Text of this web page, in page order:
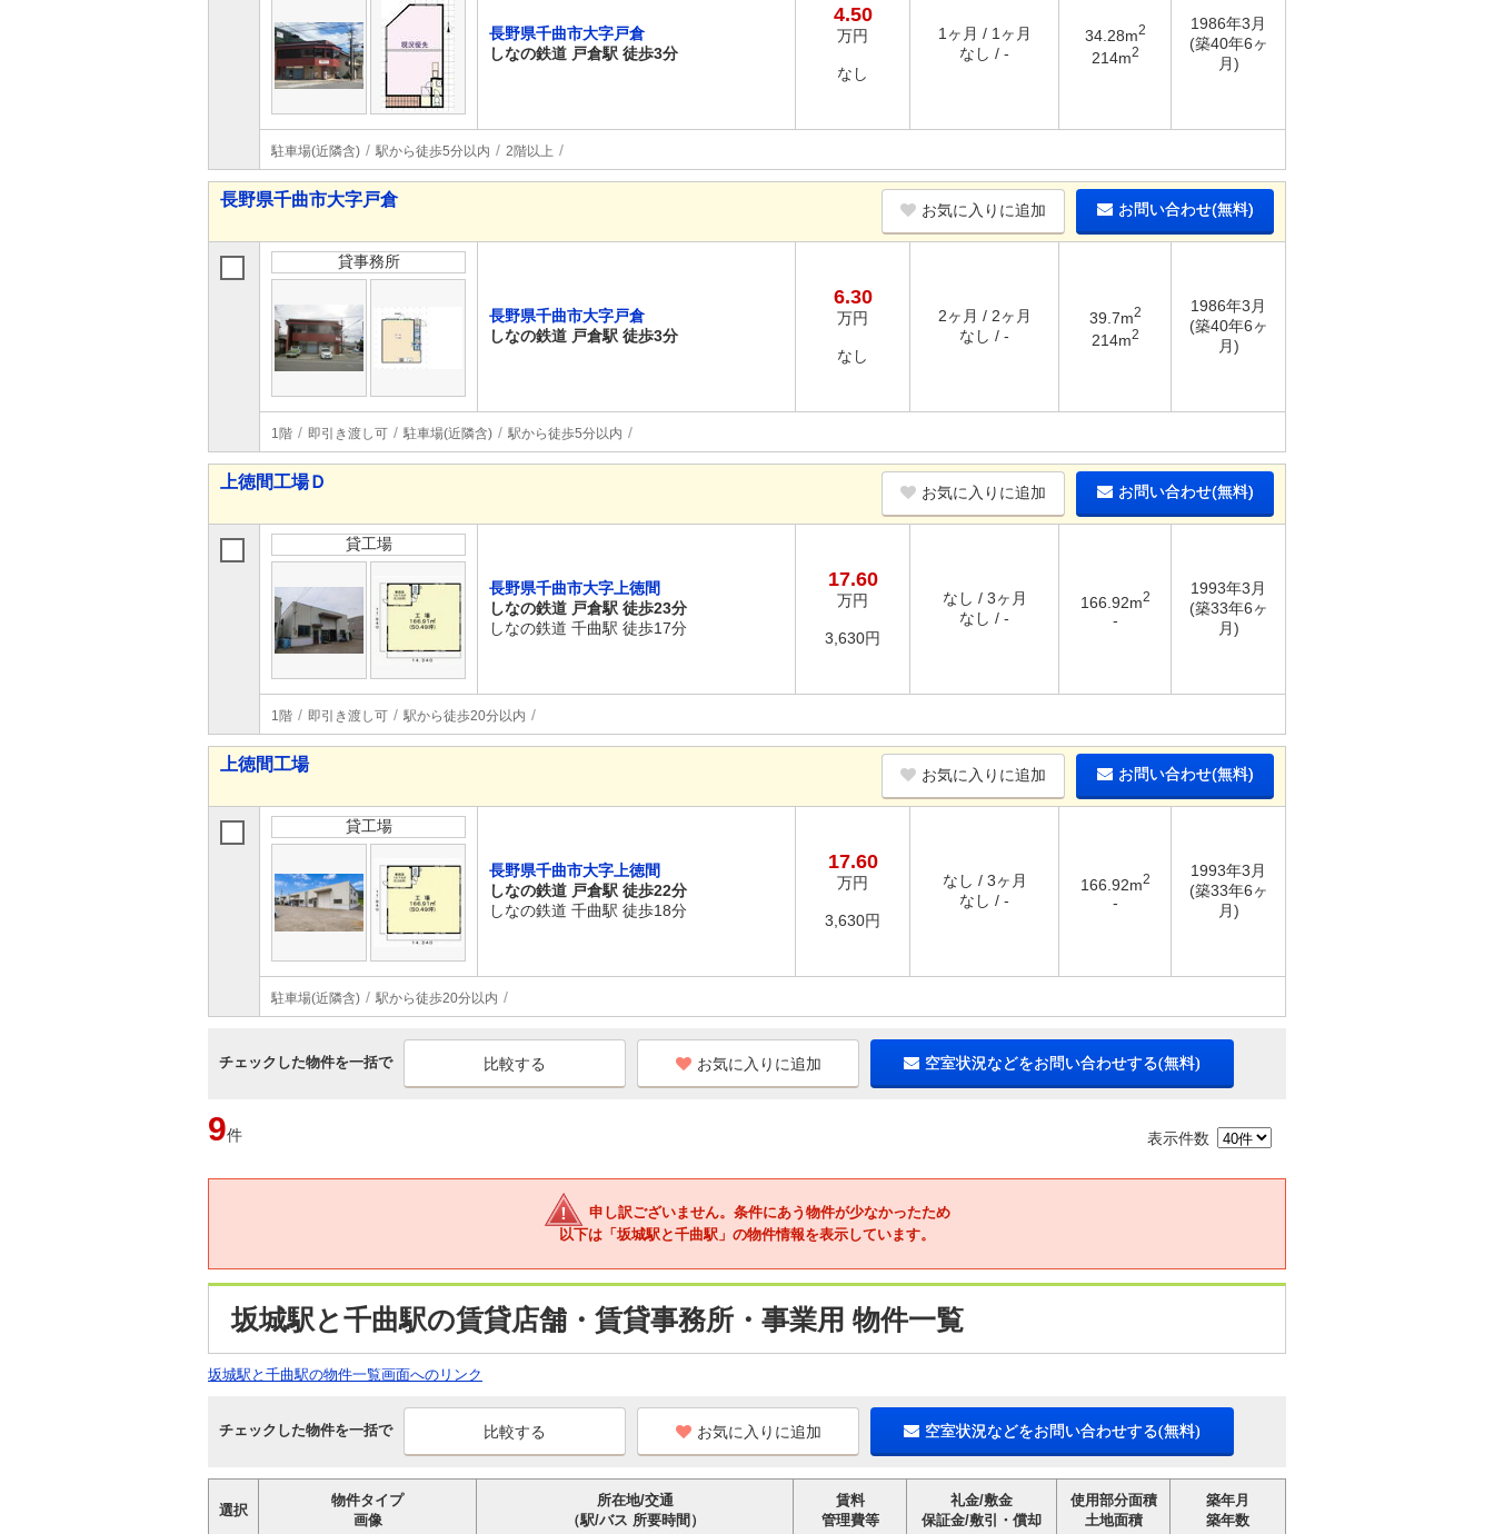
長野県千曲市大字戸倉
しなの鉄道 戸倉駅 徒歩3分
4.50
万円
なし
1ヶ月 / 1ヶ月
なし / -
34.28m2
214m2
1986年3月
(築40年6ヶ
月)
駐車場(近隣含) 駅から徒歩5分以内 2階以上
長野県千曲市大字戸倉
お気に入りに追加 お問い合わせ(無料)
貸事務所
長野県千曲市大字戸倉
しなの鉄道 戸倉駅 徒歩3分
6.30
万円
なし
2ヶ月 / 2ヶ月
なし / -
39.7m2
214m2
1986年3月
(築40年6ヶ
月)
1階 即引き渡し可 駐車場(近隣含) 駅から徒歩5分以内
上徳間工場Ｄ
お気に入りに追加 お問い合わせ(無料)
貸工場
長野県千曲市大字上徳間
しなの鉄道 戸倉駅 徒歩23分
しなの鉄道 千曲駅 徒歩17分
17.60
万円
3,630円
なし / 3ヶ月
なし / -
166.92m2
-
1993年3月
(築33年6ヶ
月)
1階 即引き渡し可 駅から徒歩20分以内
上徳間工場
お気に入りに追加 お問い合わせ(無料)
貸工場
長野県千曲市大字上徳間
しなの鉄道 戸倉駅 徒歩22分
しなの鉄道 千曲駅 徒歩18分
17.60
万円
3,630円
なし / 3ヶ月
なし / -
166.92m2
-
1993年3月
(築33年6ヶ
月)
駐車場(近隣含) 駅から徒歩20分以内
チェックした物件を一括で お気に入りに追加 空室状況などをお問い合わせする(無料)
9件 表示件数
申し訳ございません。条件にあう物件が少なかったため
以下は「坂城駅と千曲駅」の物件情報を表示しています。
坂城駅と千曲駅の賃貸店舗・賃貸事務所・事業用 物件一覧
坂城駅と千曲駅の物件一覧画面へのリンク
チェックした物件を一括で お気に入りに追加 空室状況などをお問い合わせする(無料)
選択
物件タイプ
画像
所在地/交通
（駅/バス 所要時間）
賃料
管理費等
礼金/敷金
保証金/敷引・償却
使用部分面積
土地面積
築年月
築年数